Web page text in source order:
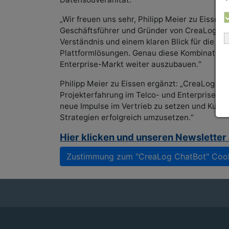
„Wir freuen uns sehr, Philipp Meier zu Eissen
Geschäftsführer und Gründer von CreaLog.
Verständnis und einem klaren Blick für die
Plattformlösungen. Genau diese
Enterprise-Markt weiter auszubauen.“
Philipp Meier zu Eissen ergänzt: „CreaLog
Projekterfahrung im Telco- und Enterprise-
neue Impulse im Vertrieb zu setzen und
Strategien erfolgreich umzusetzen.“
Hier klicken und unseren
Zustimmung zum "CreaLog ChatBot"